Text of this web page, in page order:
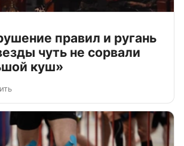
правил и ругань
чуть не сорвали
куш»